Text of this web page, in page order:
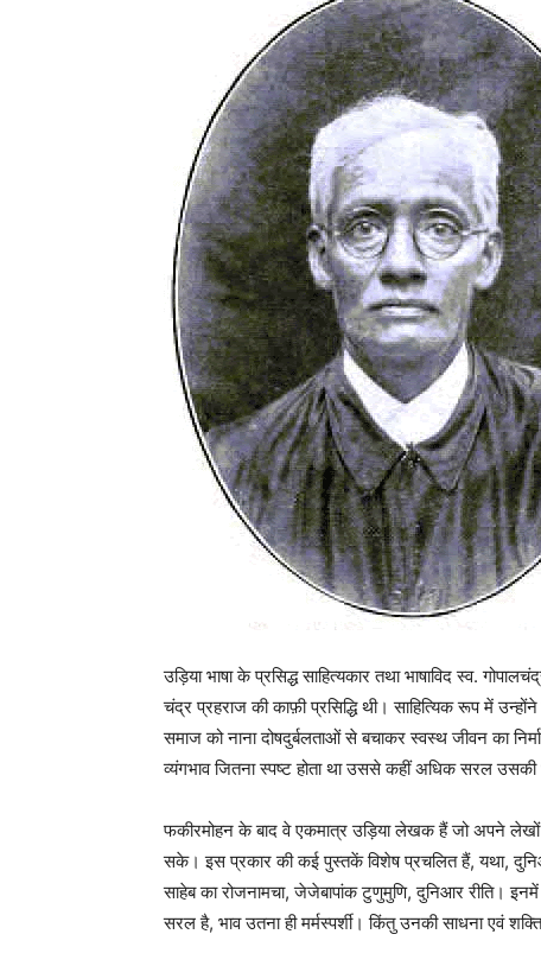
उड़िया भाषा के प्रसिद्ध साहित्यकार तथा भाषाविद स्व.
चंद्र प्रहराज की काफ़ी प्रसिद्धि थी। साहित्यिक रूप में
समाज को नाना दोषदुर्बलताओं से बचाकर स्वस्थ जीवन का
व्यंगभाव जितना स्पष्ट होता था उससे कहीं अधिक सरल उसकी
फकीरमोहन के बाद वे एकमात्र उड़िया लेखक हैं जो अपने लेखों
सके। इस प्रकार की कई पुस्तकें विशेष प्रचलित हैं, यथा,
साहेब का रोजनामचा, जेजेबापांक टुणुमुणि, दुनिआर रीति।
सरल है, भाव उतना ही मर्मस्पर्शी। किंतु उनकी साधना एवं